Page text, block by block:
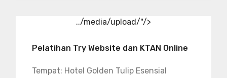
../media/upload/"/>
Pelatihan Try Website dan KTAN Online
Tempat: Hotel Golden Tulip Esensial